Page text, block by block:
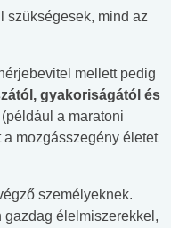
szükségesek, mind az
mellett pedig
gyakoriságától és
a maratoni
mozgásszegény életet
személyeknek.
gazdag élelmiszerekkel,